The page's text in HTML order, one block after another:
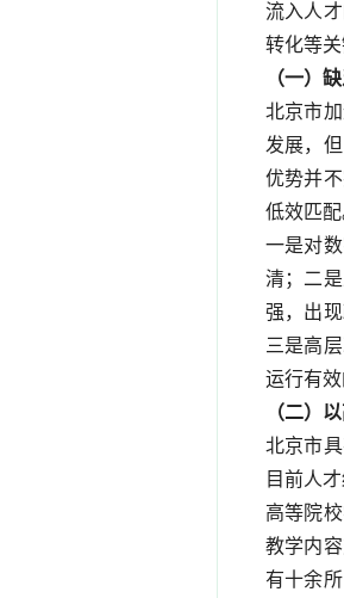
流入人
转化等关
（一）
北京市
发展，
优势并
低效匹配
一是对
清；二
强，出
三是高
运行有效
（二）
北京市
目前人
高等院
教学内
有十余